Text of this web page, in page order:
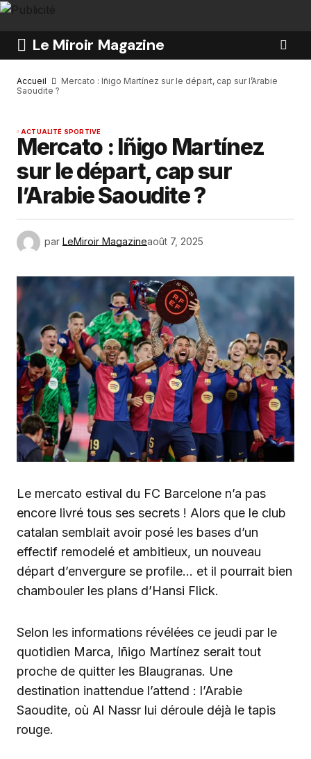
Le Miroir Magazine
Accueil
Mercato : Iñigo Martínez sur le départ, cap sur l’Arabie
Saoudite ?
ACTUALITÉ SPORTIVE
Mercato : Iñigo Martínez
sur le départ, cap sur
l’Arabie Saoudite ?
par LeMiroir Magazineaoût 7, 2025
Le mercato estival du FC Barcelone n’a pas
encore livré tous ses secrets ! Alors que le club
catalan semblait avoir posé les bases d’un
effectif remodelé et ambitieux, un nouveau
départ d’envergure se profile… et il pourrait bien
chambouler les plans d’Hansi Flick.
Selon les informations révélées ce jeudi par le
quotidien Marca, Iñigo Martínez serait tout
proche de quitter les Blaugranas. Une
destination inattendue l’attend : l’Arabie
Saoudite, où Al Nassr lui déroule déjà le tapis
rouge.